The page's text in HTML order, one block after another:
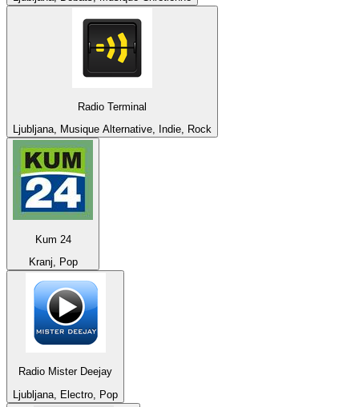
Radio Terminal
Ljubljana, Musique Alternative, Indie, Rock
Kum 24
Kranj, Pop
Radio Mister Deejay
Ljubljana, Electro, Pop